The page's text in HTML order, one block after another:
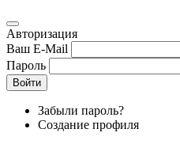
Авторизация
Ваш E-Mail
Пароль
Войти
Забыли пароль?
Создание профиля